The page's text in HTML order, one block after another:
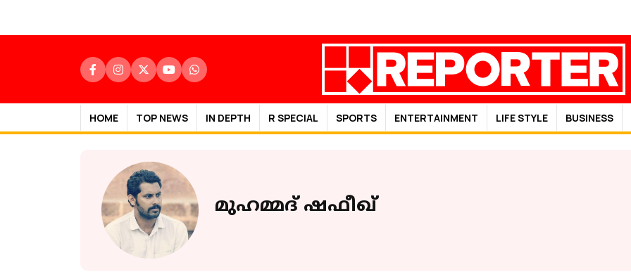
HOME TOP NEWS IN DEPTH R SPECIAL SPORTS ENTERTAINMENT LIFE STYLE BUSINESS
മുഹമ്മദ് ഷഫീഖ്